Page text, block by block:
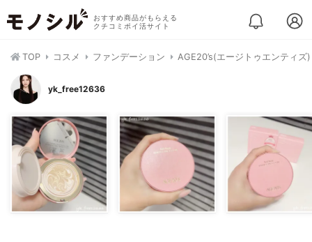
おすすめ商品がもらえる
クチコミポイ活サイト
TOP コスメ ファンデーション AGE20’s(エージトゥエンティ
yk_free12636